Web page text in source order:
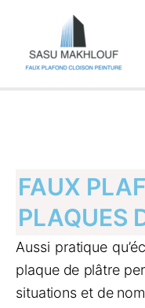
contenu
FAUX
PLAQUES
Aussi pratique
plaque de plâtre
situations et de